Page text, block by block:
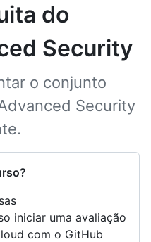
do
Security
o conjunto
Security
iniciar uma avaliação
com o GitHub